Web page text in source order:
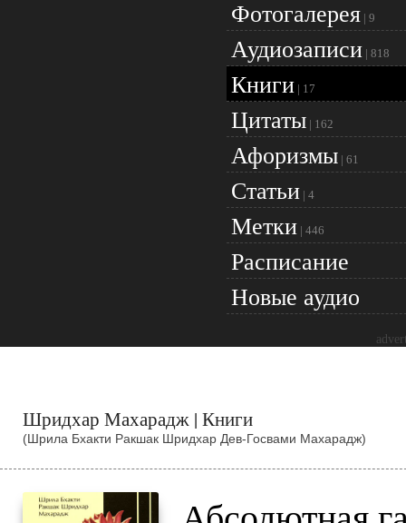
Фотогалерея | 9
Аудиозаписи | 818
Книги | 17
Цитаты | 162
Афоризмы | 61
Статьи | 4
Метки | 446
Расписание
Новые аудио
Шридхар Махарадж | Книги
(Шрила Бхакти Ракшак Шридхар Дев-Госвами Махарадж)